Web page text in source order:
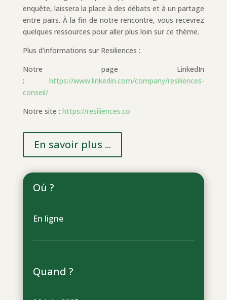
enquête, laissera la place à des débats et à un partage
entre pairs. À la fin de notre rencontre, vous recevrez
quelques ressources pour aller plus loin sur ce thème.
Plus d’informations sur Resiliences :
Notre page LinkedIn
:https://www.linkedin.com/company/resiliences-
conseil/
Notre site : https://resiliences.co
En savoir plus ...
Où ?
En ligne
Quand ?